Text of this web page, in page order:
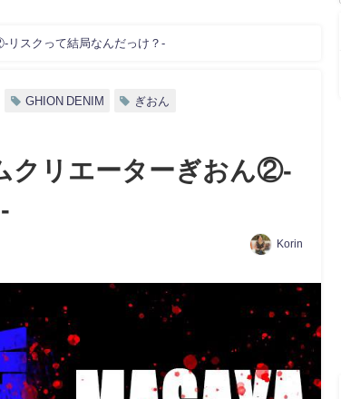
リスクって結局なんだっけ？-
GHION DENIM ぎおん
クリエーターぎおん②-
Korin